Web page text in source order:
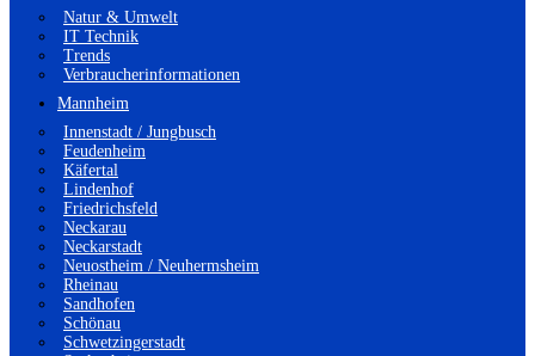
Natur & Umwelt
IT Technik
Trends
Verbraucherinformationen
Mannheim
Innenstadt / Jungbusch
Feudenheim
Käfertal
Lindenhof
Friedrichsfeld
Neckarau
Neckarstadt
Neuostheim / Neuhermsheim
Rheinau
Sandhofen
Schönau
Schwetzingerstadt